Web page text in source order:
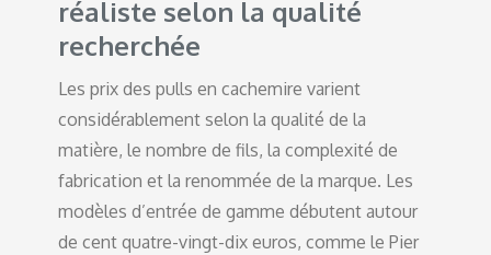
réaliste selon la qualité
recherchée
Les prix des pulls en cachemire varient
considérablement selon la qualité de la
matière, le nombre de fils, la complexité de
fabrication et la renommée de la marque. Les
modèles d’entrée de gamme débutent autour
de cent quatre-vingt-dix euros, comme le Pier